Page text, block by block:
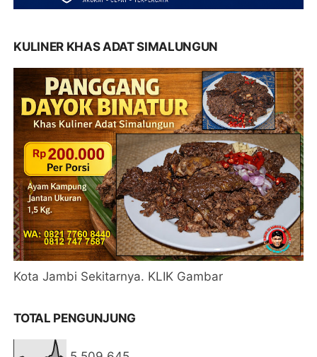
KULINER KHAS ADAT SIMALUNGUN
Kota Jambi Sekitarnya. KLIK Gambar
TOTAL PENGUNJUNG